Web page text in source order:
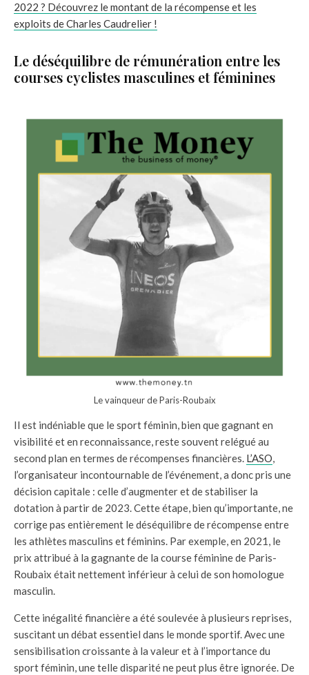
2022 ? Découvrez le montant de la récompense et les
exploits de Charles Caudrelier !
Le déséquilibre de rémunération entre les
courses cyclistes masculines et féminines
Le vainqueur de Paris-Roubaix
Il est indéniable que le sport féminin, bien que gagnant en
visibilité et en reconnaissance, reste souvent relégué au
second plan en termes de récompenses financières. L’ASO
l’organisateur incontournable de l’événement, a donc pris une
décision capitale : celle d’augmenter et de stabiliser la
dotation à partir de 2023. Cette étape, bien qu’importante, ne
corrige pas entièrement le déséquilibre de récompense entre
les athlètes masculins et féminins. Par exemple, en 2021, le
prix attribué à la gagnante de la course féminine de Paris-
Roubaix était nettement inférieur à celui de son homologue
masculin.
Cette inégalité financière a été soulevée à plusieurs reprises,
suscitant un débat essentiel dans le monde sportif. Avec une
sensibilisation croissante à la valeur et à l’importance du
sport féminin, une telle disparité ne peut plus être ignorée. De